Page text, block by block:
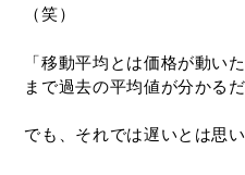
（笑）
「移動平均とは価格が動い
まで過去の平均値が分かるだ
でも、それでは遅いとは思